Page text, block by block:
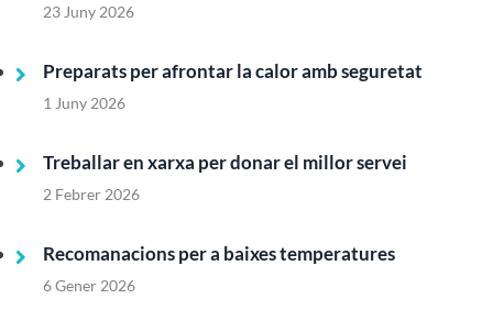
23 Juny 2026
Preparats per afrontar la calor amb seguretat
1 Juny 2026
Treballar en xarxa per donar el millor servei
2 Febrer 2026
Recomanacions per a baixes temperatures
6 Gener 2026